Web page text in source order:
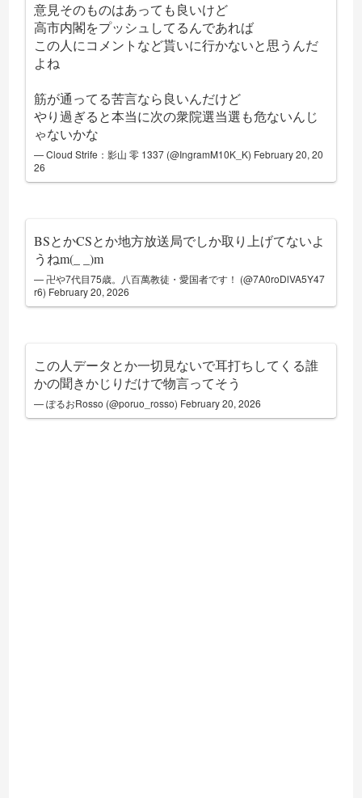
意見そのものはあっても良いけど
高市内閣をプッシュしてるんであれば
この人にコメントなど貰いに行かないと思うんだ
よね
筋が通ってる苦言なら良いんだけど
やり過ぎると本当に次の衆院選当選も危ないんじ
ゃないかな
— Cloud Strife：影山 零 1337 (@IngramM10K_K) February 20, 20
26
BSとかCSとか地方放送局でしか取り上げてないよ
うねm(_ _)m
— 卍や7代目75歳。八百萬教徒・愛国者です！ (@7A0roDlVA5Y47
r6) February 20, 2026
この人データとか一切見ないで耳打ちしてくる誰
かの聞きかじりだけで物言ってそう
— ぽるおRosso (@poruo_rosso) February 20, 2026